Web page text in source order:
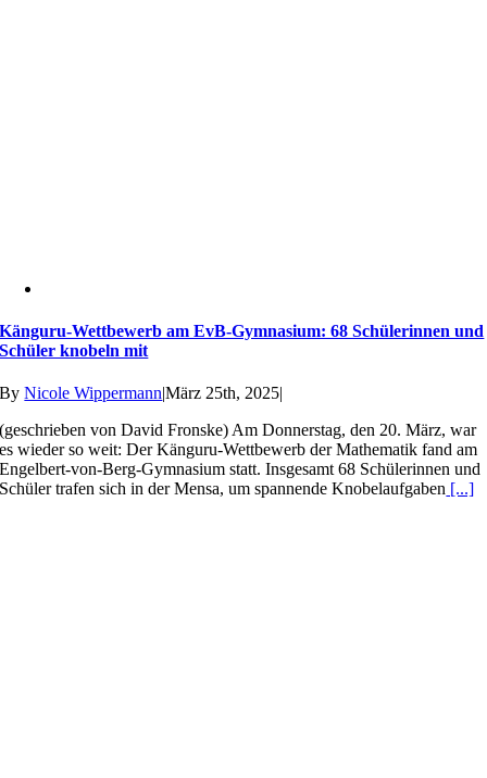
Känguru-Wettbewerb am EvB-Gymnasium: 68 Schülerinnen und
Schüler knobeln mit
ByNicole Wippermann|März 25th, 2025|
(geschrieben von David Fronske) Am Donnerstag, den 20. März, war
es wieder so weit: Der Känguru-Wettbewerb der Mathematik fand am
Engelbert-von-Berg-Gymnasium statt. Insgesamt 68 Schülerinnen und
Schüler trafen sich in der Mensa, um spannende Knobelaufgaben [...]